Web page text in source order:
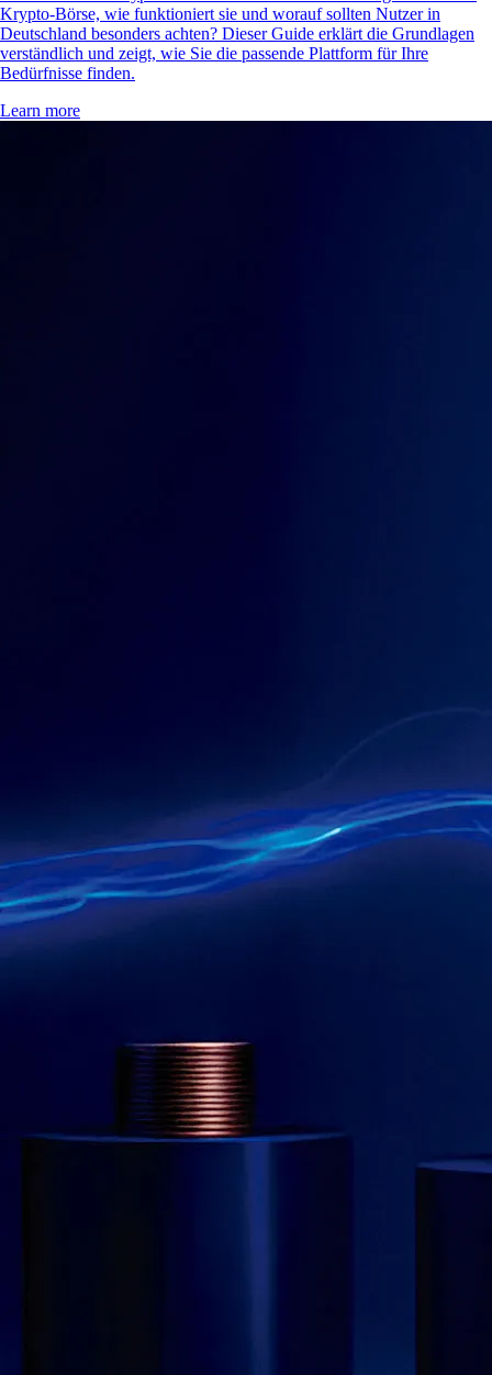
Krypto-Börse, wie funktioniert sie und worauf sollten Nutzer in
Deutschland besonders achten? Dieser Guide erklärt die Grundlagen
verständlich und zeigt, wie Sie die passende Plattform für Ihre
Bedürfnisse finden.
Learn more